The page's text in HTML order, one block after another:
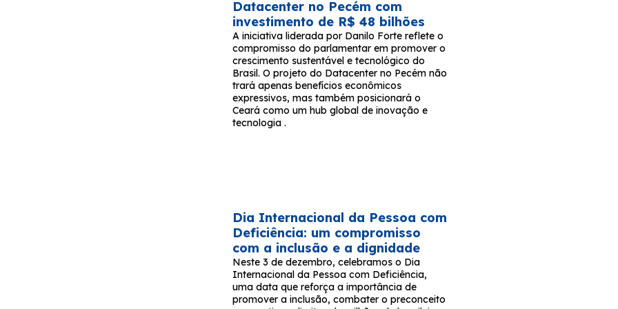
Datacenter no Pecém com
investimento de R$ 48 bilhões
A iniciativa liderada por Danilo Forte reflete o
compromisso do parlamentar em promover o
crescimento sustentável e tecnológico do
Brasil. O projeto do Datacenter no Pecém não
trará apenas benefícios econômicos
expressivos, mas também posicionará o
Ceará como um hub global de inovação e
tecnologia .
Dia Internacional da Pessoa com
Deficiência: um compromisso
com a inclusão e a dignidade
Neste 3 de dezembro, celebramos o Dia
Internacional da Pessoa com Deficiência,
uma data que reforça a importância de
promover a inclusão, combater o preconceito